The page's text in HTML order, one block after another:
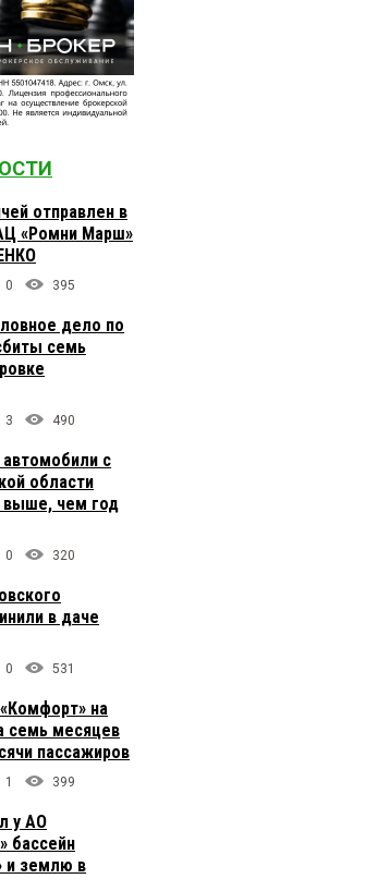
отправлен в
«Ромни Марш»
0 395
дело по
семь
3 490
с
области
выше, чем год
0 320
в даче
0 531
на
семь месяцев
пассажиров
1 399
у АО
бассейн
и землю в